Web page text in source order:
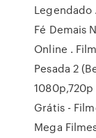
Legendado
Fé Demais
Online .
Pesada 2
Grátis -
Mega